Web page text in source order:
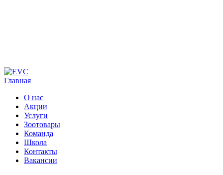
Главная
О нас
Акции
Услуги
Зоотовары
Команда
Школа
Контакты
Вакансии